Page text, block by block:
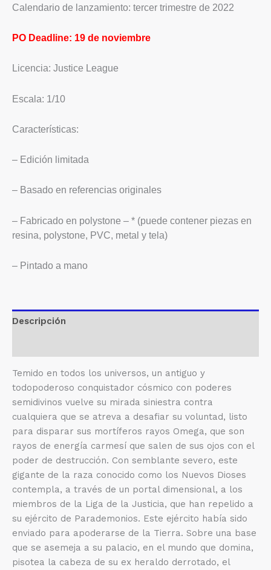
Calendario de lanzamiento: tercer trimestre de 2022
PO Deadline: 19 de noviembre
Licencia: Justice League
Escala: 1/10
Características:
– Edición limitada
– Basado en referencias originales
– Fabricado en polystone – * (puede contener piezas en
resina, polystone, PVC, metal y tela)
– Pintado a mano
Descripción
Temido en todos los universos, un antiguo y
todopoderoso conquistador cósmico con poderes
semidivinos vuelve su mirada siniestra contra
cualquiera que se atreva a desafiar su voluntad, listo
para disparar sus mortíferos rayos Omega, que son
rayos de energía carmesí que salen de sus ojos con el
poder de destrucción. Con semblante severo, este
gigante de la raza conocido como los Nuevos Dioses
contempla, a través de un portal dimensional, a los
miembros de la Liga de la Justicia, que han repelido a
su ejército de Parademonios. Este ejército había sido
enviado para apoderarse de la Tierra. Sobre una base
que se asemeja a su palacio, en el mundo que domina,
pisotea la cabeza de su ex heraldo derrotado, el